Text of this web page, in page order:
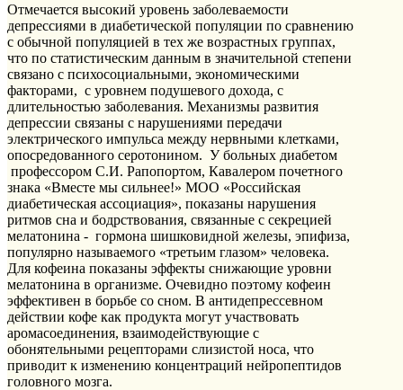
Отмечается высокий уровень заболеваемости
депрессиями в диабетической популяции по сравнению
с обычной популяцией в тех же возрастных группах,
что по статистическим данным в значительной степени
связано с психосоциальными, экономическими
факторами, с уровнем подушевого дохода, с
длительностью заболевания. Механизмы развития
депрессии связаны с нарушениями передачи
электрического импульса между нервными клетками,
опосредованного серотонином. У больных диабетом
профессором С.И. Рапопортом, Кавалером почетного
знака «Вместе мы сильнее!» МОО «Российская
диабетическая ассоциация», показаны нарушения
ритмов сна и бодрствования, связанные с секрецией
мелатонина - гормона шишковидной железы, эпифиза,
популярно называемого «третьим глазом» человека.
Для кофеина показаны эффекты снижающие уровни
мелатонина в организме. Очевидно поэтому кофеин
эффективен в борьбе со сном. В антидепрессевном
действии кофе как продукта могут участвовать
аромасоединения, взаимодействующие с
обонятельными рецепторами слизистой носа, что
приводит к изменению концентраций нейропептидов
головного мозга.